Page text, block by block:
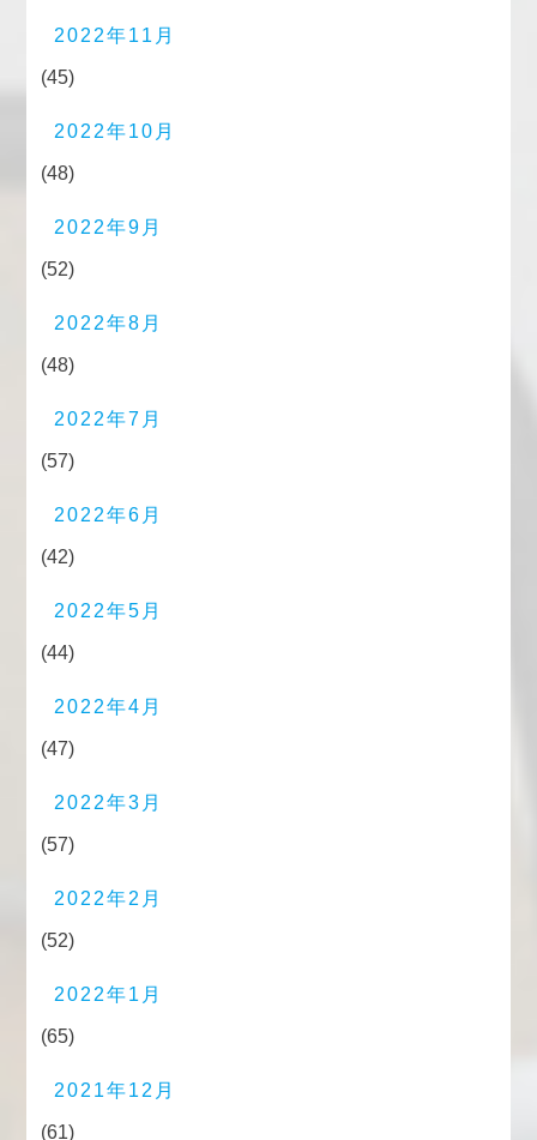
2022年11月
(45)
2022年10月
(48)
2022年9月
(52)
2022年8月
(48)
2022年7月
(57)
2022年6月
(42)
2022年5月
(44)
2022年4月
(47)
2022年3月
(57)
2022年2月
(52)
2022年1月
(65)
2021年12月
(61)